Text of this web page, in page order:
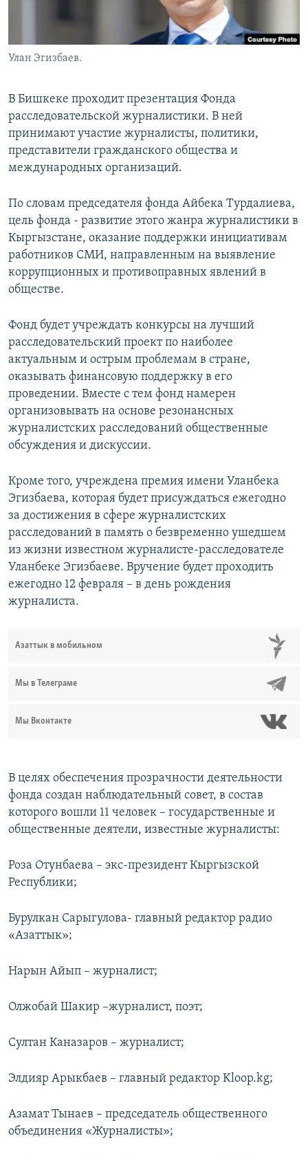
Улан Эгизбаев.
В Бишкеке проходит презентация Фонда
расследовательской журналистики. В ней
принимают участие журналисты, политики,
представители гражданского общества и
международных организаций.
По словам председателя фонда Айбека Турдалиева,
цель фонда - развитие этого жанра журналистики в
Кыргызстане, оказание поддержки инициативам
работников СМИ, направленным на выявление
коррупционных и противоправных явлений в
обществе.
Фонд будет учреждать конкурсы на лучший
расследовательский проект по наиболее
актуальным и острым проблемам в стране,
оказывать финансовую поддержку в его
проведении. Вместе с тем фонд намерен
организовывать на основе резонансных
журналистских расследований общественные
обсуждения и дискуссии.
Кроме того, учреждена премия имени Уланбека
Эгизбаева, которая будет присуждаться ежегодно
за достижения в сфере журналистских
расследований в память о безвременно ушедшем
из жизни известном журналисте-расследователе
Уланбеке Эгизбаеве. Вручение будет проходить
ежегодно 12 февраля – в день рождения
журналиста.
Азаттык в мобильном
Мы в Телеграме
Мы Вконтакте
В целях обеспечения прозрачности деятельности
фонда создан наблюдательный совет, в состав
которого вошли 11 человек – государственные и
общественные деятели, известные журналисты:
Роза Отунбаева – экс-президент Кыргызской
Республики;
Бурулкан Сарыгулова- главный редактор радио
«Азаттык»;
Нарын Айып – журналист;
Олжобай Шакир –журналист, поэт;
Султан Каназаров – журналист;
Элдияр Арыкбаев – главный редактор Kloop.kg;
Азамат Тынаев – председатель общественного
объединения «Журналисты»;